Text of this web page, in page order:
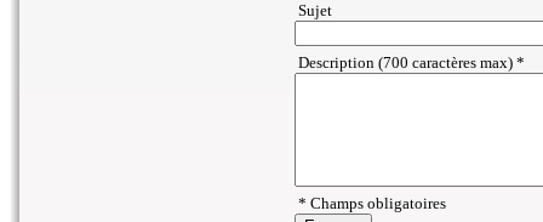
Sujet
Description (700 caractères max) *
* Champs obligatoires